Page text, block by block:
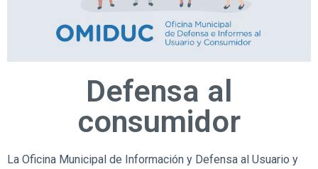
Defensa al
consumidor
La Oficina Municipal de Información y Defensa al Usuario y